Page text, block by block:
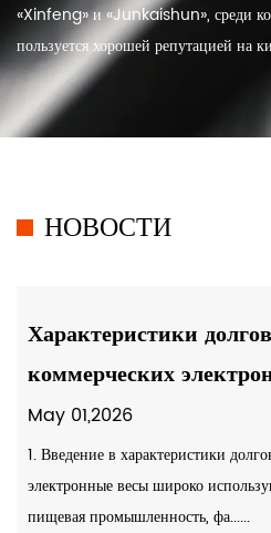
«Xinfeng» и «Junkaishun», среди
пользуется хорошей репутацией на
НОВОСТИ
Характеристики
коммерческих
May 01,2026
1. Введение в характеристики
электронные весы широко
пищевая промышленность, фа......